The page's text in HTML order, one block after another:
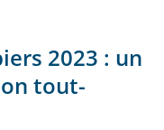
2023 : un
tout-